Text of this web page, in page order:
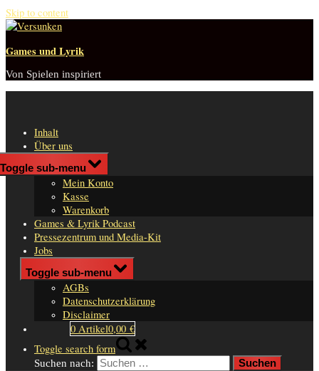
Skip to content
Games und Lyrik
Von Spielen inspiriert
Inhalt
Über uns
Shop
Toggle sub-menu
Mein Konto
Kasse
Warenkorb
Games & Lyrik Podcast
Pressezentrum und Media-Kit
Jobs
Impressum
Toggle sub-menu
AGBs
Datenschutzerklärung
Disclaimer
0 Artikel0,00 €
Toggle search form
Suchen nach: